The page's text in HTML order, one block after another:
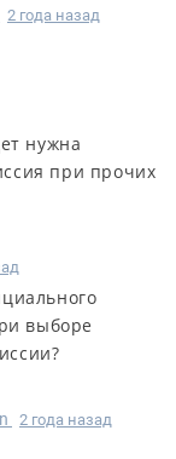
2 года назад
нужна
при прочих
выборе
2 года назад